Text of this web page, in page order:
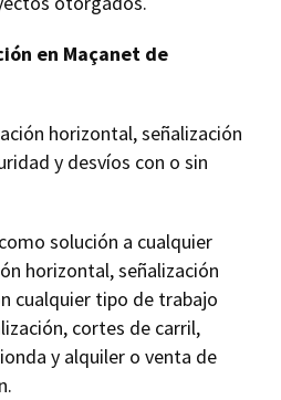
en Maçanet de
horizontal, señalización
y desvíos con o sin
solución a cualquier
horizontal, señalización
cualquier tipo de trabajo
cortes de carril,
y alquiler o venta de